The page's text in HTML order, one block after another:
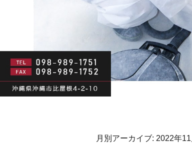
月別アーカイブ: 2022年11